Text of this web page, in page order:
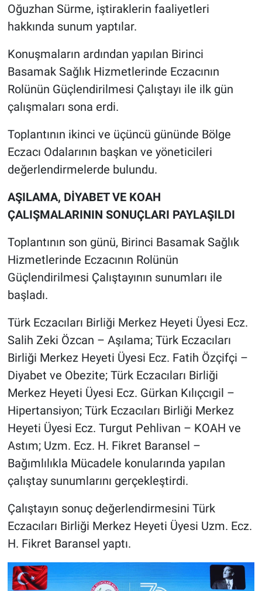
Oğuzhan Sürme, iştiraklerin faaliyetleri
hakkında sunum yaptılar.
Konuşmaların ardından yapılan Birinci
Basamak Sağlık Hizmetlerinde Eczacının
Rolünün Güçlendirilmesi Çalıştayı ile ilk gün
çalışmaları sona erdi.
Toplantının ikinci ve üçüncü gününde Bölge
Eczacı Odalarının başkan ve yöneticileri
değerlendirmelerde bulundu.
AŞILAMA, DİYABET VE KOAH
ÇALIŞMALARININ SONUÇLARI PAYLAŞILDI
Toplantının son günü, Birinci Basamak Sağlık
Hizmetlerinde Eczacının Rolünün
Güçlendirilmesi Çalıştayının sunumları ile
başladı.
Türk Eczacıları Birliği Merkez Heyeti Üyesi Ecz.
Salih Zeki Özcan – Aşılama; Türk Eczacıları
Birliği Merkez Heyeti Üyesi Ecz. Fatih Özçifçi –
Diyabet ve Obezite; Türk Eczacıları Birliği
Merkez Heyeti Üyesi Ecz. Gürkan Kılıçcıgil –
Hipertansiyon; Türk Eczacıları Birliği Merkez
Heyeti Üyesi Ecz. Turgut Pehlivan – KOAH ve
Astım; Uzm. Ecz. H. Fikret Baransel –
Bağımlılıkla Mücadele konularında yapılan
çalıştay sunumlarını gerçekleştirdi.
Çalıştayın sonuç değerlendirmesini Türk
Eczacıları Birliği Merkez Heyeti Üyesi Uzm. Ecz.
H. Fikret Baransel yaptı.